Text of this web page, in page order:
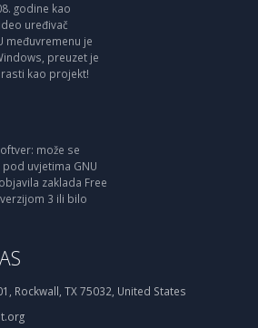
godine kao
uređivač
međuvremenu je
preuzet je
kao projekt!
može se
uvjetima GNU
zaklada Free
3 ili bilo
Rockwall, TX 75032, United States